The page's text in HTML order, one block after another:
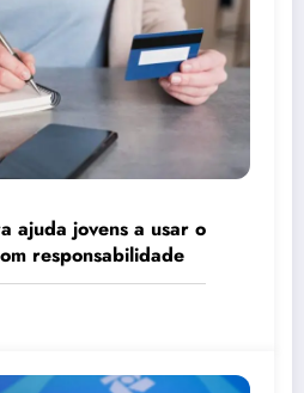
ajuda jovens a usar o
responsabilidade